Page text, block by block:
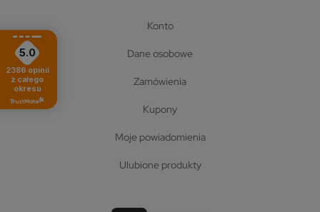
5.0
2386 opinii
z całego
okresu
konto
dane osobowe
zamówienia
kupony
moje powiadomienia
ulubione produkty